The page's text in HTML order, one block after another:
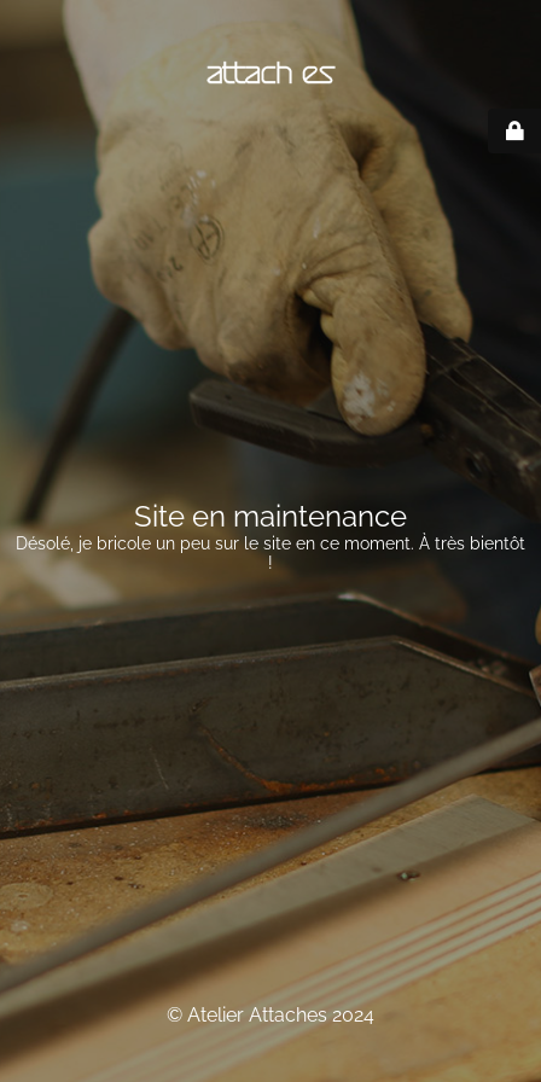
Site en maintenance
Désolé, je bricole un peu sur le site en ce moment. À très bientôt
!
© Atelier Attaches 2024